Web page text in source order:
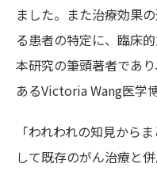
ました。また治療効果
る患者の特定に、臨床
本研究の筆頭著者であ
あるVictoria Wang医学
「われわれの知見から
して既存のがん治療と